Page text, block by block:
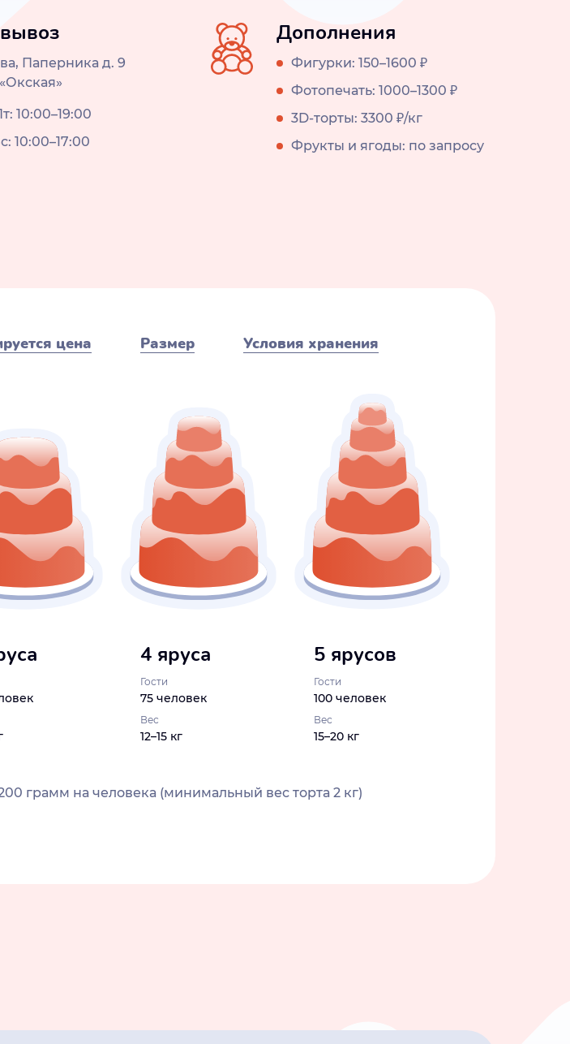
Паперника д. 9
10:00–19:00
10:00–17:00
Дополнения
Фигурки: 150–1600 ₽
Фотопечать: 1000–1300 ₽
3D-торты: 3300 ₽/кг
Фрукты и ягоды: по запросу
цена Размер Условия хранения
4 яруса
Гости
75 человек
Вес
12–15 кг
5 ярусов
Гости
100 человек
Вес
15–20 кг
грамм на человека (минимальный вес торта 2 кг)